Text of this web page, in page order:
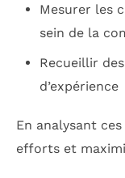
Mesurer les
sein de la
Recueillir
d’expérience
En analysant
efforts et